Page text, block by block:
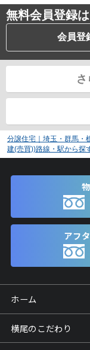
無料会員登録
会員登
分譲住宅｜埼玉・群馬・
建(売買))路線・駅から探
アフ
ホーム
横尾のこだわり